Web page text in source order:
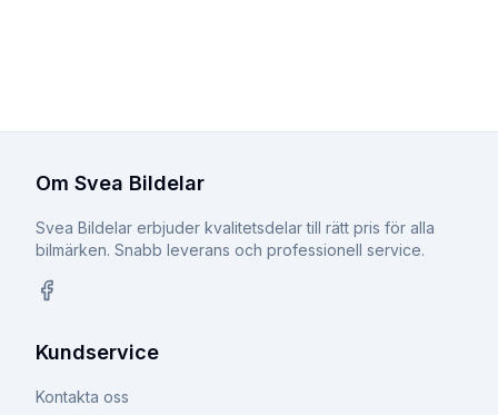
Om Svea Bildelar
Svea Bildelar erbjuder kvalitetsdelar till rätt pris för alla
bilmärken. Snabb leverans och professionell service.
Kundservice
Kontakta oss